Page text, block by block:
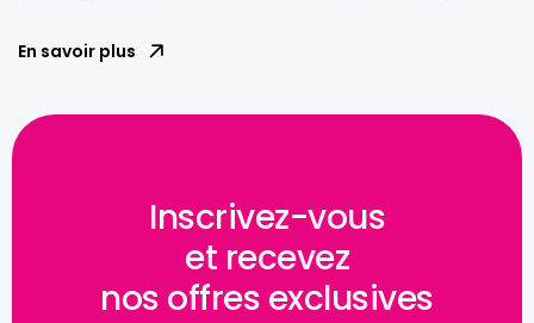
En savoir plus
Inscrivez-vous
et recevez
nos offres exclusives